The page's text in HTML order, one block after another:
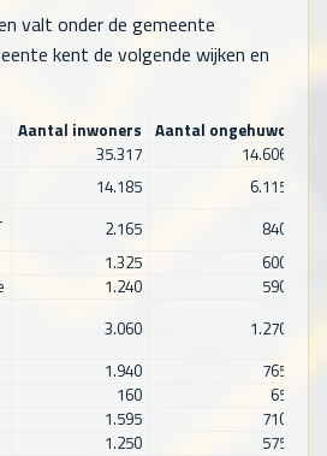
valt onder de gemeente
kent de volgende wijken en
Aantal inwoners Aantal ongehuwd
35.317
14.606
14.185
6.115
2.165
840
1.325
600
1.240
590
3.060
1.270
1.940
765
160
65
1.595
710
1.250 575